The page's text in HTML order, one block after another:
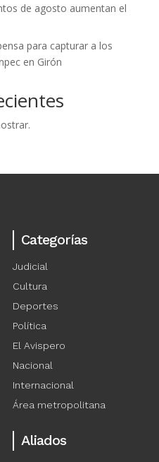
de agosto aumentan el
para capturar a los
en Girón
Categorías
Judicial
Cultura
Deportes
Política
El Avispero
Nacional
Internacional
Área metropolitana
Aliados